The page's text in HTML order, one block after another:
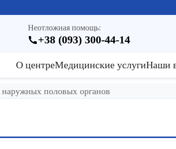
Неотложная помощь:
+38 (093) 300-44-14
О центреМедицинские услугиНаши
половых органов